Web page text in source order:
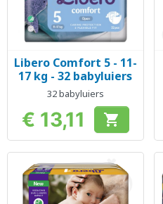
Snel bekijken
Libero Comfort 5 - 11-
17 kg - 32 babyluiers
32 babyluiers
Prijs
€ 13,11 